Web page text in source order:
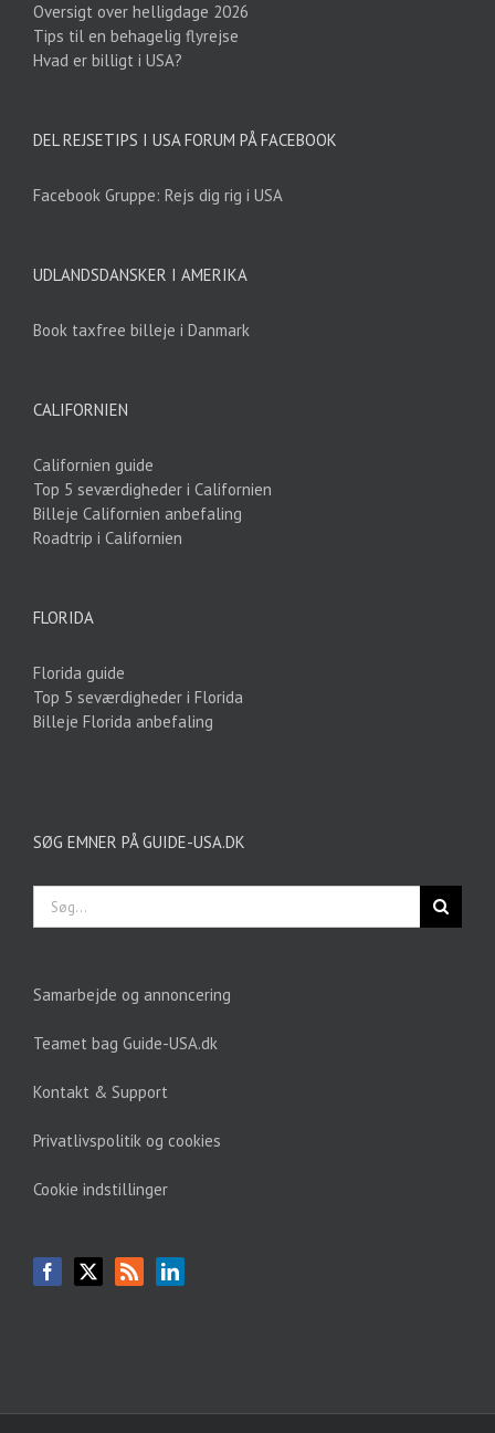
Oversigt over helligdage 2026
Tips til en behagelig flyrejse
Hvad er billigt i USA?
DEL REJSETIPS I USA FORUM PÅ FACEBOOK
Facebook Gruppe: Rejs dig rig i USA
UDLANDSDANSKER I AMERIKA
Book taxfree billeje i Danmark
CALIFORNIEN
Californien guide
Top 5 seværdigheder i Californien
Billeje Californien anbefaling
Roadtrip i Californien
FLORIDA
Florida guide
Top 5 seværdigheder i Florida
Billeje Florida anbefaling
SØG EMNER PÅ GUIDE-USA.DK
Søg
efter:
Samarbejde og annoncering
Teamet bag Guide-USA.dk
Kontakt & Support
Privatlivspolitik og cookies
Cookie indstillinger